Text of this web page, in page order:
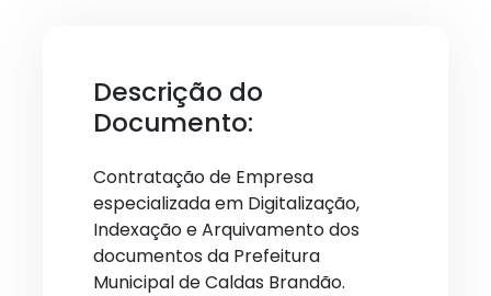
Descrição do
Documento:
Contratação de Empresa
especializada em Digitalização,
Indexação e Arquivamento dos
documentos da Prefeitura
Municipal de Caldas Brandão.